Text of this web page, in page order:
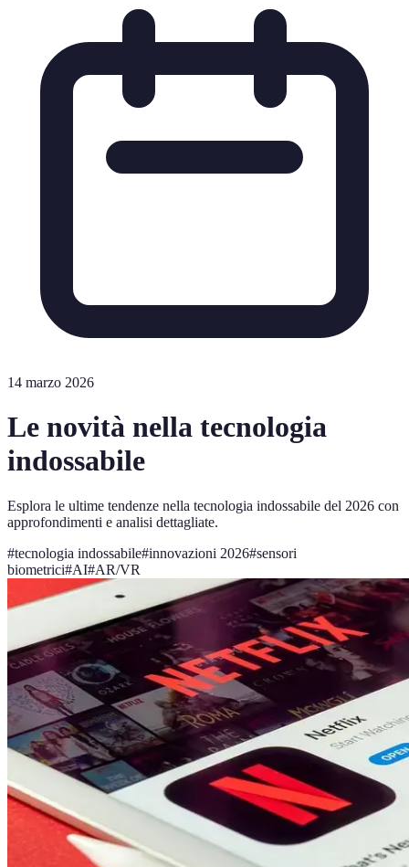
14 marzo 2026
Le novità nella tecnologia
indossabile
Esplora le ultime tendenze nella tecnologia indossabile del 2026 con
approfondimenti e analisi dettagliate.
#tecnologia indossabile#innovazioni 2026#sensori
biometrici#AI#AR/VR